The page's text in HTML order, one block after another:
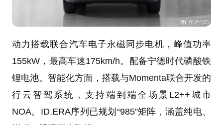
动力搭载联合汽车电子永磁同步电机，峰值功率
155kW，最高车速175km/h。配备宁德时代磷酸铁
锂电池。智能化方面，搭载与Momenta联合开发的
行云智驾系统，支持端到端全场景L2++城市
NOA。ID.ERA序列已规划“985”矩阵，涵盖纯电、